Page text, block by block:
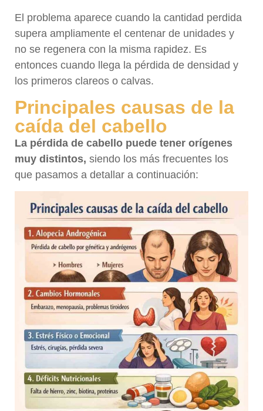
El problema aparece cuando la cantidad perdida
supera ampliamente el centenar de unidades y
no se regenera con la misma rapidez. Es
entonces cuando llega la pérdida de densidad y
los primeros clareos o calvas.
Principales causas de la
caída del cabello
La pérdida de cabello puede tener orígenes
muy distintos, siendo los más frecuentes los
que pasamos a detallar a continuación: